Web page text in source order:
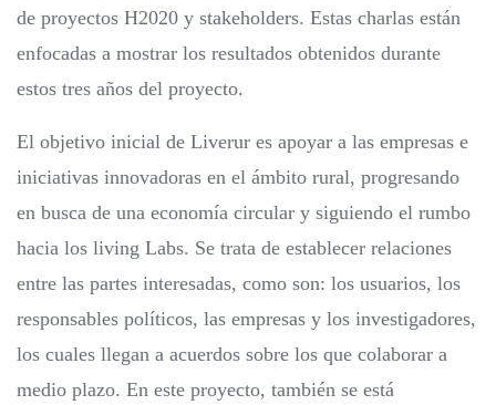
de proyectos H2020 y stakeholders. Estas charlas están
enfocadas a mostrar los resultados obtenidos durante
estos tres años del proyecto.
El objetivo inicial de Liverur es apoyar a las empresas e
iniciativas innovadoras en el ámbito rural, progresando
en busca de una economía circular y siguiendo el rumbo
hacia los living Labs. Se trata de establecer relaciones
entre las partes interesadas, como son: los usuarios, los
responsables políticos, las empresas y los investigadores,
los cuales llegan a acuerdos sobre los que colaborar a
medio plazo. En este proyecto, también se está